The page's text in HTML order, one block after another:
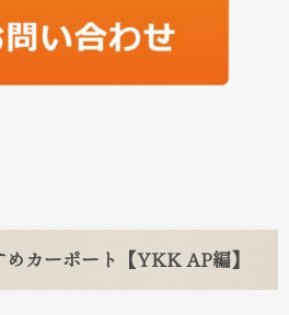
カーポート【YKK AP編】